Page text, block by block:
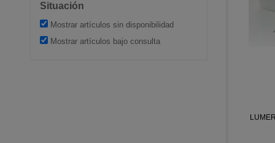
Situación
Mostrar artículos sin disponibilidad
Mostrar artículos bajo consulta